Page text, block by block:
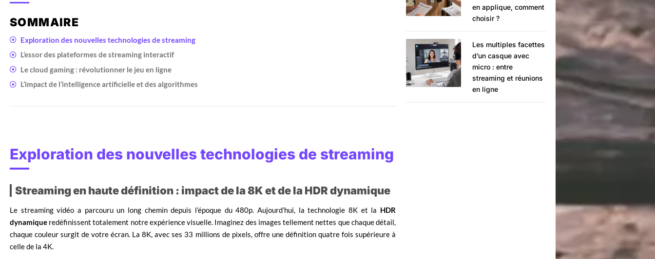
SOMMAIRE
Exploration des nouvelles technologies de streaming
L’essor des plateformes de streaming interactif
Le cloud gaming : révolutionner le jeu en ligne
L’impact de l’intelligence artificielle et des algorithmes
Exploration des nouvelles technologies de streaming
Streaming en haute définition : impact de la 8K et de la HDR dynamique
Le streaming vidéo a parcouru un long chemin depuis l’époque du 480p. Aujourd’hui, la technologie 8K et la HDR
dynamique redéfinissent totalement notre expérience visuelle. Imaginez des images tellement nettes que chaque détail,
chaque couleur surgit de votre écran. La 8K, avec ses 33 millions de pixels, offre une définition quatre fois supérieure à
celle de la 4K.
en applique, comment
choisir ?
Les multiples facettes
d’un casque avec
micro : entre
streaming et réunions
en ligne